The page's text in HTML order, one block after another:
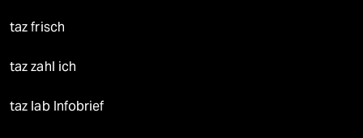
taz frisch
taz zahl ich
taz lab Infobrief